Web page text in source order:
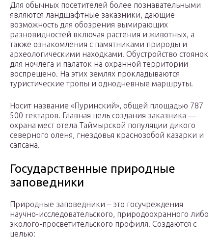
Для обычных посетителей более познавательными
являются ландшафтные заказники, дающие
возможность для обозрения вымирающих
разновидностей включая растения и животных, а
также ознакомления с памятниками природы и
археологическими находками. Обустройство стоянок
для ночлега и палаток на охранной территории
воспрещено. На этих землях прокладываются
туристические тропы и однодневные маршруты.
Носит название «Пуринский», общей площадью 787
500 гектаров. Главная цель создания заказника —
охрана мест отела Таймырской популяции дикого
северного оленя, гнездовья краснозобой казарки и
сапсана.
Государственные природные
заповедники
Природные заповедники – это госучреждения
научно-исследовательского, природоохранного либо
эколого-просветительского профиля. Создаются с
целью: